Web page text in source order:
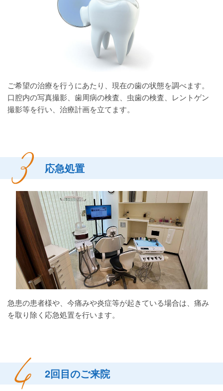
ご希望の治療を行うにあたり、現在の歯の状態を調べます。
口腔内の写真撮影、歯周病の検査、虫歯の検査、レントゲン
撮影等を行い、治療計画を立てます。
応急処置
急患の患者様や、今痛みや炎症等が起きている場合は、痛み
を取り除く応急処置を行います。
2回目のご来院